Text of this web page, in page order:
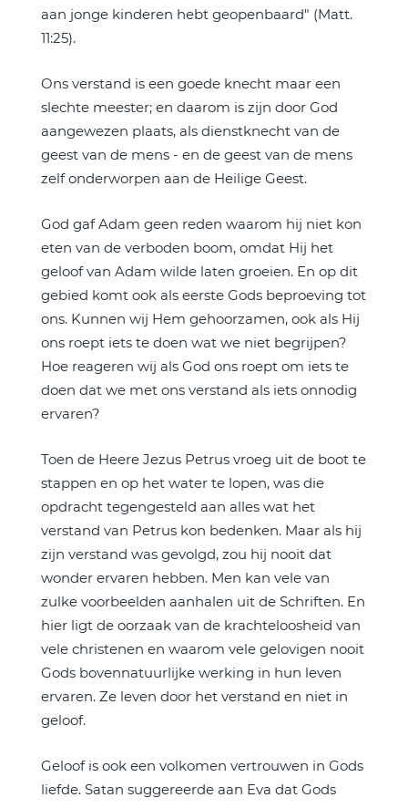
aan jonge kinderen hebt geopenbaard" (Matt.
11:25).
Ons verstand is een goede knecht maar een
slechte meester; en daarom is zijn door God
aangewezen plaats, als dienstknecht van de
geest van de mens - en de geest van de mens
zelf onderworpen aan de Heilige Geest.
God gaf Adam geen reden waarom hij niet kon
eten van de verboden boom, omdat Hij het
geloof van Adam wilde laten groeien. En op dit
gebied komt ook als eerste Gods beproeving tot
ons. Kunnen wij Hem gehoorzamen, ook als Hij
ons roept iets te doen wat we niet begrijpen?
Hoe reageren wij als God ons roept om iets te
doen dat we met ons verstand als iets onnodig
ervaren?
Toen de Heere Jezus Petrus vroeg uit de boot te
stappen en op het water te lopen, was die
opdracht tegengesteld aan alles wat het
verstand van Petrus kon bedenken. Maar als hij
zijn verstand was gevolgd, zou hij nooit dat
wonder ervaren hebben. Men kan vele van
zulke voorbeelden aanhalen uit de Schriften. En
hier ligt de oorzaak van de krachteloosheid van
vele christenen en waarom vele gelovigen nooit
Gods bovennatuurlijke werking in hun leven
ervaren. Ze leven door het verstand en niet in
geloof.
Geloof is ook een volkomen vertrouwen in Gods
liefde. Satan suggereerde aan Eva dat Gods